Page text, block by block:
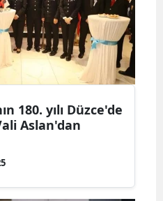
180. yılı Düzce'de
Aslan'dan